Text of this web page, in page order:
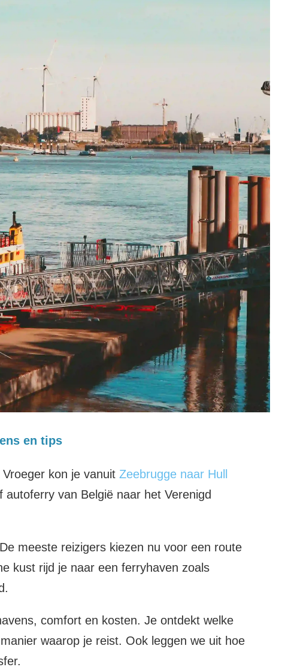
en tips
kon je vanuit Zeebrugge naar Hull
van België naar het Verenigd
meeste reizigers kiezen nu voor een route
kust rijd je naar een ferryhaven zoals
comfort en kosten. Je ontdekt welke
waarop je reist. Ook leggen we uit hoe